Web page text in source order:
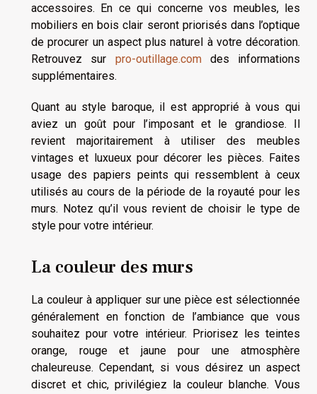
accessoires. En ce qui concerne vos meubles, les
mobiliers en bois clair seront priorisés dans l’optique
de procurer un aspect plus naturel à votre décoration.
Retrouvez sur pro-outillage.comdes informations
supplémentaires.
Quant au style baroque, il est approprié à vous qui
aviez un goût pour l’imposant et le grandiose. Il
revient majoritairement à utiliser des meubles
vintages et luxueux pour décorer les pièces. Faites
usage des papiers peints qui ressemblent à ceux
utilisés au cours de la période de la royauté pour les
murs. Notez qu’il vous revient de choisir le type de
style pour votre intérieur.
La couleur des murs
La couleur à appliquer sur une pièce est sélectionnée
généralement en fonction de l’ambiance que vous
souhaitez pour votre intérieur. Priorisez les teintes
orange, rouge et jaune pour une atmosphère
chaleureuse. Cependant, si vous désirez un aspect
discret et chic, privilégiez la couleur blanche. Vous